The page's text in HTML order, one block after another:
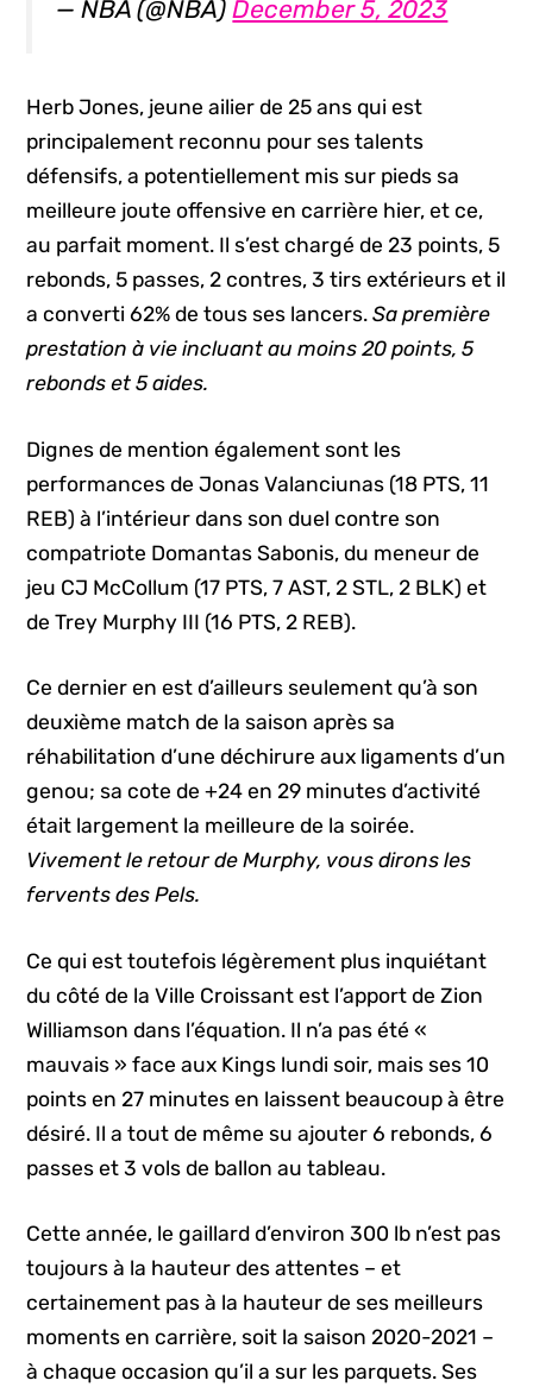
— NBA (@NBA)December 5, 2023
Herb Jones, jeune ailier de 25 ans qui est
principalement reconnu pour ses talents
défensifs, a potentiellement mis sur pieds sa
meilleure joute offensive en carrière hier, et ce,
au parfait moment. Il s’est chargé de 23 points, 5
rebonds, 5 passes, 2 contres, 3 tirs extérieurs et il
a converti 62% de tous ses lancers.Sa première
prestation à vie incluant au moins 20 points, 5
rebonds et 5 aides.
Dignes de mention également sont les
performances de Jonas Valanciunas (18 PTS, 11
REB) à l’intérieur dans son duel contre son
compatriote Domantas Sabonis, du meneur de
jeu CJ McCollum (17 PTS, 7 AST, 2 STL, 2 BLK) et
de Trey Murphy III (16 PTS, 2 REB).
Ce dernier en est d’ailleurs seulement qu’à son
deuxième match de la saison après sa
réhabilitation d’une déchirure aux ligaments d’un
genou; sa cote de +24 en 29 minutes d’activité
était largement la meilleure de la soirée.
Vivement le retour de Murphy, vous dirons les
fervents des Pels.
Ce qui est toutefois légèrement plus inquiétant
du côté de la Ville Croissant est l’apport de Zion
Williamson dans l’équation. Il n’a pas été «
mauvais » face aux Kings lundi soir, mais ses 10
points en 27 minutes en laissent beaucoup à être
désiré. Il a tout de même su ajouter 6 rebonds, 6
passes et 3 vols de ballon au tableau.
Cette année, le gaillard d’environ 300 lb n’est pas
toujours à la hauteur des attentes – et
certainement pas à la hauteur de ses meilleurs
moments en carrière, soit la saison 2020-2021 –
à chaque occasion qu’il a sur les parquets. Ses